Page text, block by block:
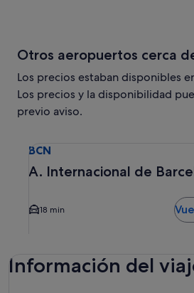
Otros aeropuertos cerca
Los precios estaban disponibles
Los precios y la disponibilidad
previo aviso.
BCN
A. Internacional de
18 min
Información del